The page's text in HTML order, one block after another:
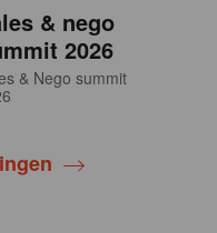
& nego
2026
& Nego summit